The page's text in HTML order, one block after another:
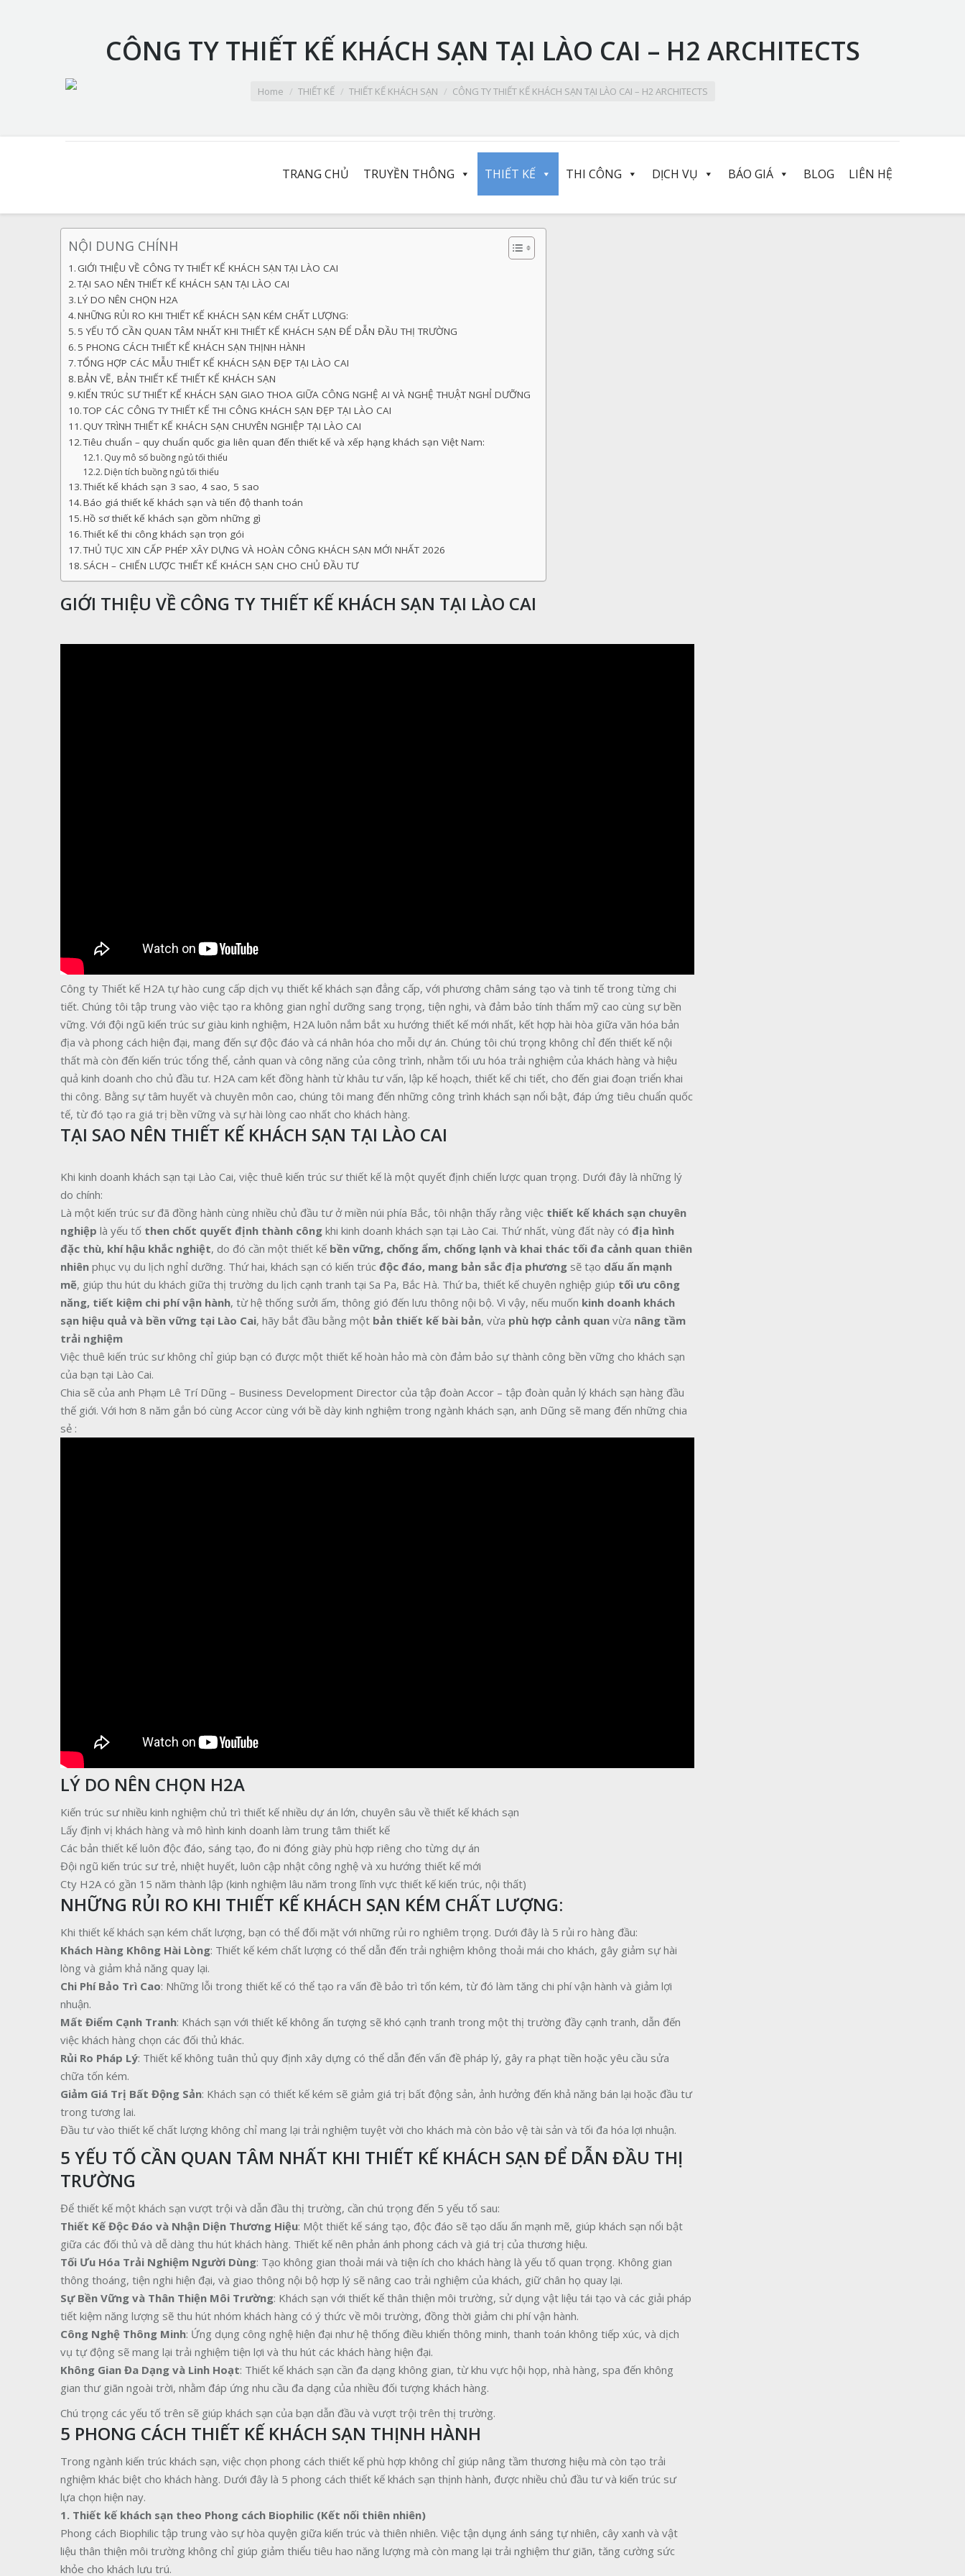
CÔNG TY THIẾT KẾ KHÁCH SẠN TẠI LÀO CAI – H2 ARCHITECTS
You are here:
Home THIẾT KẾ THIẾT KẾ KHÁCH SẠN CÔNG TY THIẾT KẾ KHÁCH SẠN TẠI LÀO CAI – H2 ARCHITECTS
TRANG CHỦ TRUYỀN THÔNG THIẾT KẾ THI CÔNG DỊCH VỤ BÁO GIÁ BLOG LIÊN HỆ
NỘI DUNG CHÍNH
GIỚI THIỆU VỀ CÔNG TY THIẾT KẾ KHÁCH SẠN TẠI LÀO CAI
TẠI SAO NÊN THIẾT KẾ KHÁCH SẠN TẠI LÀO CAI
LÝ DO NÊN CHỌN H2A
NHỮNG RỦI RO KHI THIẾT KẾ KHÁCH SẠN KÉM CHẤT LƯỢNG:
5 YẾU TỐ CẦN QUAN TÂM NHẤT KHI THIẾT KẾ KHÁCH SẠN ĐỂ DẪN ĐẦU THỊ TRƯỜNG
5 PHONG CÁCH THIẾT KẾ KHÁCH SẠN THỊNH HÀNH
TỔNG HỢP CÁC MẪU THIẾT KẾ KHÁCH SẠN ĐẸP TẠI LÀO CAI
BẢN VẼ, BẢN THIẾT KẾ THIẾT KẾ KHÁCH SẠN
KIẾN TRÚC SƯ THIẾT KẾ KHÁCH SẠN GIAO THOA GIỮA CÔNG NGHỆ AI VÀ NGHỆ THUẬT NGHỈ DƯỠNG
TOP CÁC CÔNG TY THIẾT KẾ THI CÔNG KHÁCH SẠN ĐẸP TẠI LÀO CAI
QUY TRÌNH THIẾT KẾ KHÁCH SẠN CHUYÊN NGHIỆP TẠI LÀO CAI
Tiêu chuẩn – quy chuẩn quốc gia liên quan đến thiết kế và xếp hạng khách sạn Việt Nam:
Quy mô số buồng ngủ tối thiểu
Diện tích buồng ngủ tối thiểu
Thiết kế khách sạn 3 sao, 4 sao, 5 sao
Báo giá thiết kế khách sạn và tiến độ thanh toán
Hồ sơ thiết kế khách sạn gồm những gì
Thiết kế thi công khách sạn trọn gói
THỦ TỤC XIN CẤP PHÉP XÂY DỰNG VÀ HOÀN CÔNG KHÁCH SẠN MỚI NHẤT 2026
SÁCH – CHIẾN LƯỢC THIẾT KẾ KHÁCH SẠN CHO CHỦ ĐẦU TƯ
GIỚI THIỆU VỀ CÔNG TY THIẾT KẾ KHÁCH SẠN TẠI LÀO CAI
Công ty Thiết kế H2A tự hào cung cấp dịch vụ thiết kế khách sạn đẳng cấp, với phương châm sáng tạo và tinh tế trong từng chi
tiết. Chúng tôi tập trung vào việc tạo ra không gian nghỉ dưỡng sang trọng, tiện nghi, và đảm bảo tính thẩm mỹ cao cùng sự bền
vững. Với đội ngũ kiến trúc sư giàu kinh nghiệm, H2A luôn nắm bắt xu hướng thiết kế mới nhất, kết hợp hài hòa giữa văn hóa bản
địa và phong cách hiện đại, mang đến sự độc đáo và cá nhân hóa cho mỗi dự án. Chúng tôi chú trọng không chỉ đến thiết kế nội
thất mà còn đến kiến trúc tổng thể, cảnh quan và công năng của công trình, nhằm tối ưu hóa trải nghiệm của khách hàng và hiệu
quả kinh doanh cho chủ đầu tư. H2A cam kết đồng hành từ khâu tư vấn, lập kế hoạch, thiết kế chi tiết, cho đến giai đoạn triển khai
thi công. Bằng sự tâm huyết và chuyên môn cao, chúng tôi mang đến những công trình khách sạn nổi bật, đáp ứng tiêu chuẩn quốc
tế, từ đó tạo ra giá trị bền vững và sự hài lòng cao nhất cho khách hàng.
TẠI SAO NÊN THIẾT KẾ KHÁCH SẠN TẠI LÀO CAI
Khi kinh doanh khách sạn tại Lào Cai, việc thuê kiến trúc sư thiết kế là một quyết định chiến lược quan trọng. Dưới đây là những lý
do chính:
Là một kiến trúc sư đã đồng hành cùng nhiều chủ đầu tư ở miền núi phía Bắc, tôi nhận thấy rằng việc thiết kế khách sạn chuyên
nghiệp là yếu tố then chốt quyết định thành côngkhi kinh doanh khách sạn tại Lào Cai. Thứ nhất, vùng đất này có địa hình
đặc thù, khí hậu khắc nghiệt, do đó cần một thiết kế bền vững, chống ẩm, chống lạnh và khai thác tối đa cảnh quan thiên
nhiênphục vụ du lịch nghỉ dưỡng. Thứ hai, khách sạn có kiến trúc độc đáo, mang bản sắc địa phươngsẽ tạo dấu ấn mạnh
mẽ, giúp thu hút du khách giữa thị trường du lịch cạnh tranh tại Sa Pa, Bắc Hà. Thứ ba, thiết kế chuyên nghiệp giúp tối ưu công
năng, tiết kiệm chi phí vận hành, từ hệ thống sưởi ấm, thông gió đến lưu thông nội bộ. Vì vậy, nếu muốn kinh doanh khách
sạn hiệu quả và bền vững tại Lào Cai, hãy bắt đầu bằng một bản thiết kế bài bản, vừa phù hợp cảnh quanvừa nâng tầm
trải nghiệm
Việc thuê kiến trúc sư không chỉ giúp bạn có được một thiết kế hoàn hảo mà còn đảm bảo sự thành công bền vững cho khách sạn
của bạn tại Lào Cai.
Chia sẽ của anh Phạm Lê Trí Dũng – Business Development Director của tập đoàn Accor – tập đoàn quản lý khách sạn hàng đầu
thế giới. Với hơn 8 năm gắn bó cùng Accor cùng với bề dày kinh nghiệm trong ngành khách sạn, anh Dũng sẽ mang đến những chia
sẻ :
LÝ DO NÊN CHỌN H2A
Kiến trúc sư nhiều kinh nghiệm chủ trì thiết kế nhiều dự án lớn, chuyên sâu về thiết kế khách sạn
Lấy định vị khách hàng và mô hình kinh doanh làm trung tâm thiết kế
Các bản thiết kế luôn độc đáo, sáng tạo, đo ni đóng giày phù hợp riêng cho từng dự án
Đội ngũ kiến trúc sư trẻ, nhiệt huyết, luôn cập nhật công nghệ và xu hướng thiết kế mới
Cty H2A có gần 15 năm thành lập (kinh nghiệm lâu năm trong lĩnh vực thiết kế kiến trúc, nội thất)
NHỮNG RỦI RO KHI THIẾT KẾ KHÁCH SẠN KÉM CHẤT LƯỢNG:
Khi thiết kế khách sạn kém chất lượng, bạn có thể đối mặt với những rủi ro nghiêm trọng. Dưới đây là 5 rủi ro hàng đầu:
Khách Hàng Không Hài Lòng: Thiết kế kém chất lượng có thể dẫn đến trải nghiệm không thoải mái cho khách, gây giảm sự hài
lòng và giảm khả năng quay lại.
Chi Phí Bảo Trì Cao: Những lỗi trong thiết kế có thể tạo ra vấn đề bảo trì tốn kém, từ đó làm tăng chi phí vận hành và giảm lợi
nhuận.
Mất Điểm Cạnh Tranh: Khách sạn với thiết kế không ấn tượng sẽ khó cạnh tranh trong một thị trường đầy cạnh tranh, dẫn đến
việc khách hàng chọn các đối thủ khác.
Rủi Ro Pháp Lý: Thiết kế không tuân thủ quy định xây dựng có thể dẫn đến vấn đề pháp lý, gây ra phạt tiền hoặc yêu cầu sửa
chữa tốn kém.
Giảm Giá Trị Bất Động Sản: Khách sạn có thiết kế kém sẽ giảm giá trị bất động sản, ảnh hưởng đến khả năng bán lại hoặc đầu tư
trong tương lai.
Đầu tư vào thiết kế chất lượng không chỉ mang lại trải nghiệm tuyệt vời cho khách mà còn bảo vệ tài sản và tối đa hóa lợi nhuận.
5 YẾU TỐ CẦN QUAN TÂM NHẤT KHI THIẾT KẾ KHÁCH SẠN ĐỂ DẪN ĐẦU THỊ
TRƯỜNG
Để thiết kế một khách sạn vượt trội và dẫn đầu thị trường, cần chú trọng đến 5 yếu tố sau:
Thiết Kế Độc Đáo và Nhận Diện Thương Hiệu: Một thiết kế sáng tạo, độc đáo sẽ tạo dấu ấn mạnh mẽ, giúp khách sạn nổi bật
giữa các đối thủ và dễ dàng thu hút khách hàng. Thiết kế nên phản ánh phong cách và giá trị của thương hiệu.
Tối Ưu Hóa Trải Nghiệm Người Dùng: Tạo không gian thoải mái và tiện ích cho khách hàng là yếu tố quan trọng. Không gian
thông thoáng, tiện nghi hiện đại, và giao thông nội bộ hợp lý sẽ nâng cao trải nghiệm của khách, giữ chân họ quay lại.
Sự Bền Vững và Thân Thiện Môi Trường: Khách sạn với thiết kế thân thiện môi trường, sử dụng vật liệu tái tạo và các giải pháp
tiết kiệm năng lượng sẽ thu hút nhóm khách hàng có ý thức về môi trường, đồng thời giảm chi phí vận hành.
Công Nghệ Thông Minh: Ứng dụng công nghệ hiện đại như hệ thống điều khiển thông minh, thanh toán không tiếp xúc, và dịch
vụ tự động sẽ mang lại trải nghiệm tiện lợi và thu hút các khách hàng hiện đại.
Không Gian Đa Dạng và Linh Hoạt: Thiết kế khách sạn cần đa dạng không gian, từ khu vực hội họp, nhà hàng, spa đến không
gian thư giãn ngoài trời, nhằm đáp ứng nhu cầu đa dạng của nhiều đối tượng khách hàng.
Chú trọng các yếu tố trên sẽ giúp khách sạn của bạn dẫn đầu và vượt trội trên thị trường.
5 PHONG CÁCH THIẾT KẾ KHÁCH SẠN THỊNH HÀNH
Trong ngành kiến trúc khách sạn, việc chọn phong cách thiết kế phù hợp không chỉ giúp nâng tầm thương hiệu mà còn tạo trải
nghiệm khác biệt cho khách hàng. Dưới đây là 5 phong cách thiết kế khách sạn thịnh hành, được nhiều chủ đầu tư và kiến trúc sư
lựa chọn hiện nay.
1. Thiết kế khách sạn theo Phong cách Biophilic (Kết nối thiên nhiên)
Phong cách Biophilic tập trung vào sự hòa quyện giữa kiến trúc và thiên nhiên. Việc tận dụng ánh sáng tự nhiên, cây xanh và vật
liệu thân thiện môi trường không chỉ giúp giảm thiểu tiêu hao năng lượng mà còn mang lại trải nghiệm thư giãn, tăng cường sức
khỏe cho khách lưu trú.